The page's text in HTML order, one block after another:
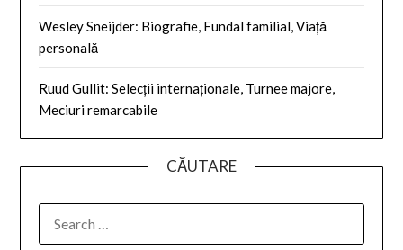
Wesley Sneijder: Biografie, Fundal familial, Viață
personală
Ruud Gullit: Selecții internaționale, Turnee majore,
Meciuri remarcabile
CĂUTARE
FOR: